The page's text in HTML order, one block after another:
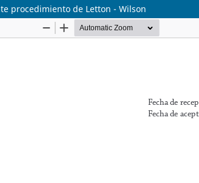
procedimiento de Letton - Wilson